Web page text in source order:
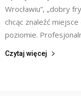
Wrocławiu”, „dobry
chcąc znaleźć
poziomie.
Czytaj więcej